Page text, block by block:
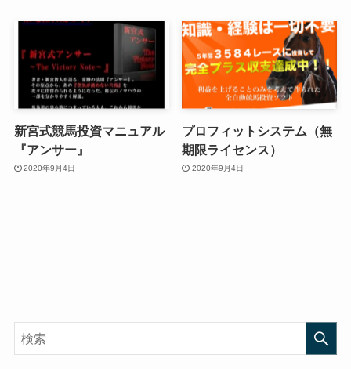
新宮式競馬投資マニュアル
『アンサー』
2020年9月4日
プロフィットシステム（無
期限ライセンス）
2020年9月4日